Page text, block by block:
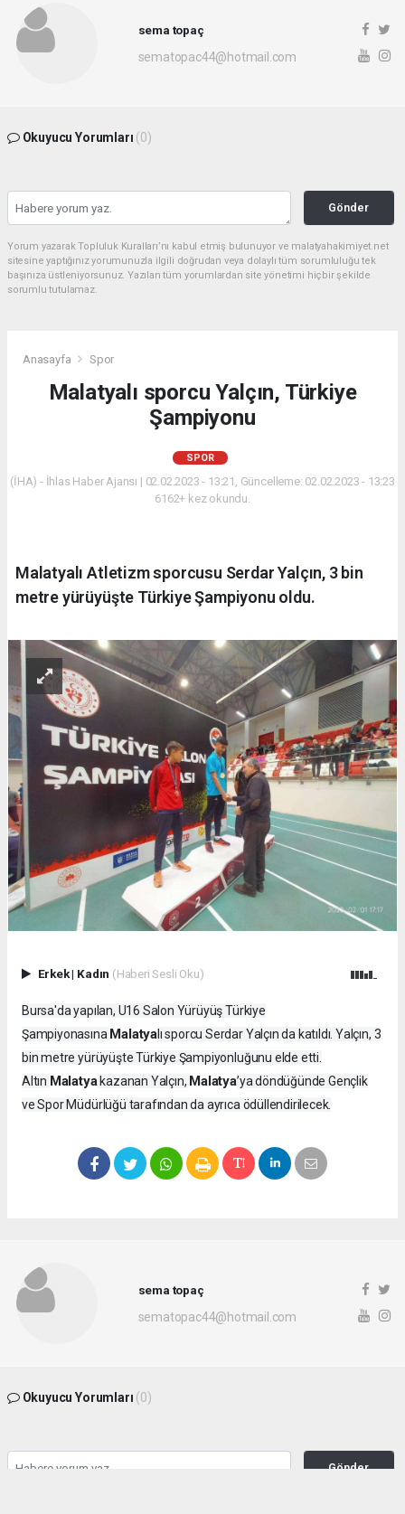
sema topaç
sematopac44@hotmail.com
Okuyucu Yorumları (0)
Gönder
Yorum yazarak Topluluk Kuralları’nı kabul etmiş bulunuyor ve malatyahakimiyet.net
sitesine yaptığınız yorumunuzla ilgili doğrudan veya dolaylı tüm sorumluluğu tek
başınıza üstleniyorsunuz. Yazılan tüm yorumlardan site yönetimi hiçbir şekilde
sorumlu tutulamaz.
Anasayfa Spor
Malatyalı sporcu Yalçın, Türkiye
Şampiyonu
SPOR
(İHA) - İhlas Haber Ajansı | 02.02.2023 - 13:21, Güncelleme: 02.02.2023 - 13:23
6162+ kez okundu.
Malatyalı Atletizm sporcusu Serdar Yalçın, 3 bin
metre yürüyüşte Türkiye Şampiyonu oldu.
Erkek| Kadın (Haberi Sesli Oku)
Bursa'da yapılan, U16 Salon Yürüyüş Türkiye
ŞampiyonasınaMalatyalı sporcu Serdar Yalçın da katıldı. Yalçın, 3
bin metre yürüyüşte Türkiye Şampiyonluğunu elde etti.
Altın Malatyakazanan Yalçın, Malatya’ya döndüğünde Gençlik
ve Spor Müdürlüğü tarafından da ayrıca ödüllendirilecek.
sema topaç
sematopac44@hotmail.com
Okuyucu Yorumları (0)
Gönder